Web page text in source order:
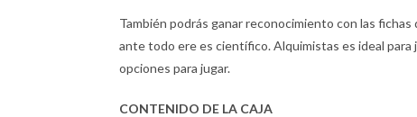
También podrás ganar reconocimiento con las
ante todo ere es científico. Alquimistas es ideal para
opciones para jugar.
CONTENIDO DE LA CAJA